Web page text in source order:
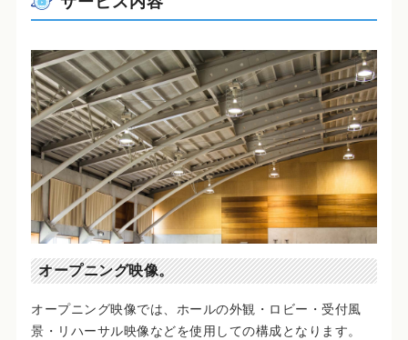
オープニング映像。
オープニング映像では、ホールの外観・ロビー・受付風
景・リハーサル映像などを使用しての構成となります。